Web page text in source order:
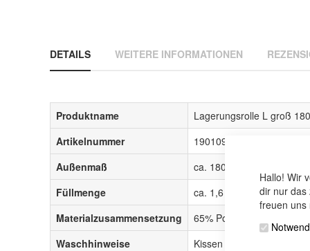
Hallo! Wir
dir nur
freuen uns
DETAILS
Produktname
Lagerungsrolle L groß
Artikelnummer
1901090x
Außenmaß
ca. 180x20cm
Füllmenge
ca. 1,6 kg
Materialzusammensetzung
65% Polyester / 35%
Waschhinweise
Kissen mit Perlen:
WEITERE INFORMATIONEN